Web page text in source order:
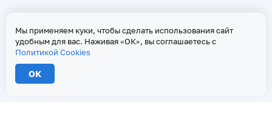
При копировании текстов ссылка на страницу-первоисточник обязательна
Свидетельство о регистрации Эл № ФС 77 - 67146 от 16
сентября 2016 г
Мы применяем куки, чтобы сделать использования сайт
удобным для вас. Наживая «ОК», вы соглашаетесь с
Политикой Cookies
ОК